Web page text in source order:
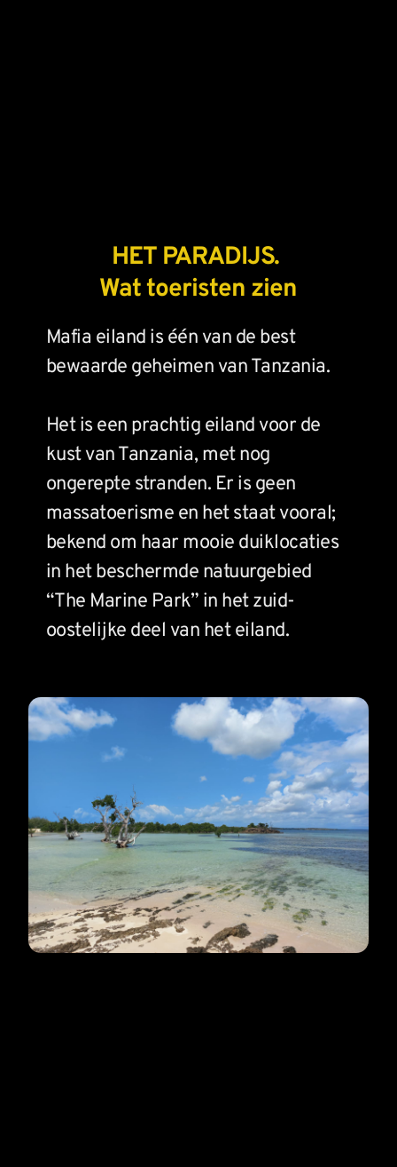
HET PARADIJS.
Wat toeristen zien
Mafia eiland is één van de best
bewaarde geheimen van Tanzania.
Het is een prachtig eiland voor de
kust van Tanzania, met nog
ongerepte stranden. Er is geen
massatoerisme en het staat vooral;
bekend om haar mooie duiklocaties
in het beschermde natuurgebied
“The Marine Park” in het zuid-
oostelijke deel van het eiland.